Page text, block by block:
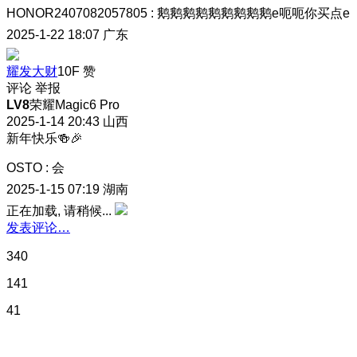
HONOR2407082057805 : 鹅鹅鹅鹅鹅鹅鹅鹅鹅e呃呃你买点e
2025-1-22 18:07 广东
耀发大财10F 赞
评论 举报
LV8荣耀Magic6 Pro
2025-1-14 20:43 山西
新年快乐🍻🎉
OSTO : 会
2025-1-15 07:19 湖南
正在加载, 请稍候...
发表评论…
340
141
41